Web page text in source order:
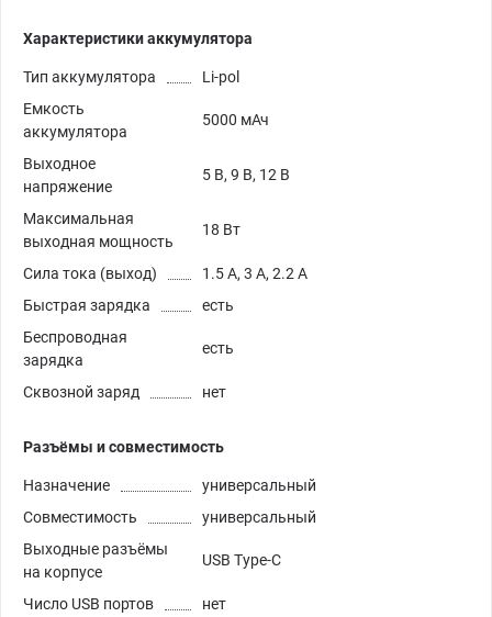
Характеристики аккумулятора
Тип аккумулятора
Li-pol
Емкость
аккумулятора
5000 мАч
Выходное
напряжение
5 В, 9 В, 12 В
Максимальная
выходная мощность
18 Вт
Сила тока (выход)
1.5 А, 3 А, 2.2 А
Быстрая зарядка
есть
Беспроводная
зарядка
есть
Сквозной заряд нет
Разъёмы и совместимость
Назначение
универсальный
Совместимость
универсальный
Выходные разъёмы
на корпусе
USB Type-C
Число USB портов нет